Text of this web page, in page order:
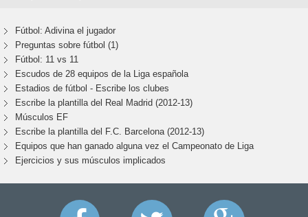
Fútbol: Adivina el jugador
Preguntas sobre fútbol (1)
Fútbol: 11 vs 11
Escudos de 28 equipos de la Liga española
Estadios de fútbol - Escribe los clubes
Escribe la plantilla del Real Madrid (2012-13)
Músculos EF
Escribe la plantilla del F.C. Barcelona (2012-13)
Equipos que han ganado alguna vez el Campeonato de Liga
Ejercicios y sus músculos implicados